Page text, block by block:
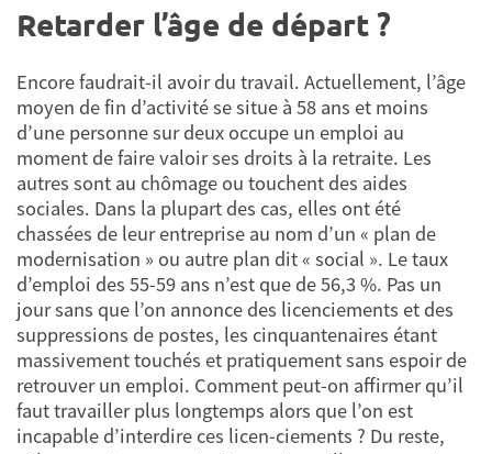
Retarder l’âge de départ ?
Encore faudrait-il avoir du travail. Actuellement, l’âge
moyen de fin d’activité se situe à 58 ans et moins
d’une personne sur deux occupe un emploi au
moment de faire valoir ses droits à la retraite. Les
autres sont au chômage ou touchent des aides
sociales. Dans la plupart des cas, elles ont été
chassées de leur entreprise au nom d’un « plan de
modernisation » ou autre plan dit « social ». Le taux
d’emploi des 55-59 ans n’est que de 56,3 %. Pas un
jour sans que l’on annonce des licenciements et des
suppressions de postes, les cinquantenaires étant
massivement touchés et pratiquement sans espoir de
retrouver un emploi. Comment peut-on affirmer qu’il
faut travailler plus longtemps alors que l’on est
incapable d’interdire ces licen-ciements ? Du reste,